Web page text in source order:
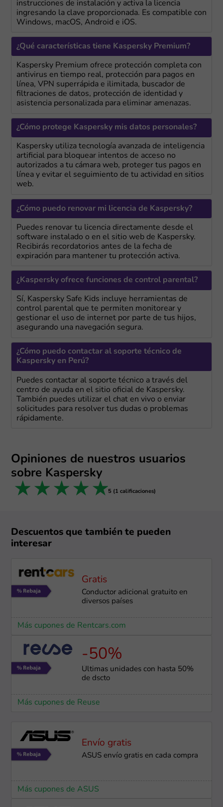
instrucciones de instalación y activa la licencia
ingresando la clave proporcionada. Es compatible con
Windows, macOS, Android e iOS.
¿Qué características tiene Kaspersky Premium?
Kaspersky Premium ofrece protección completa con
antivirus en tiempo real, protección para pagos en
línea, VPN superrápida e ilimitada, buscador de
filtraciones de datos, protección de identidad y
asistencia personalizada para eliminar amenazas.
¿Cómo protege Kaspersky mis datos personales?
Kaspersky utiliza tecnología avanzada de inteligencia
artificial para bloquear intentos de acceso no
autorizados a tu cámara web, proteger tus pagos en
línea y evitar el seguimiento de tu actividad en sitios
web.
¿Cómo puedo renovar mi licencia de Kaspersky?
Puedes renovar tu licencia directamente desde el
software instalado o en el sitio web de Kaspersky.
Recibirás recordatorios antes de la fecha de
expiración para mantener tu protección activa.
¿Kaspersky ofrece funciones de control parental?
Sí, Kaspersky Safe Kids incluye herramientas de
control parental que te permiten monitorear y
gestionar el uso de internet por parte de tus hijos,
asegurando una navegación segura.
¿Cómo puedo contactar al soporte técnico de
Kaspersky en Perú?
Puedes contactar al soporte técnico a través del
centro de ayuda en el sitio oficial de Kaspersky.
También puedes utilizar el chat en vivo o enviar
solicitudes para resolver tus dudas o problemas
rápidamente.
Opiniones de nuestros usuarios
sobre Kaspersky
5 stars
4 stars
3 stars
2 stars
1 star 5 (1 calificaciones)
Descuentos que también te pueden
interesar
Gratis
Conductor adicional gratuito en
diversos países
Más cupones de Rentcars.com
-50%
Últimas unidades con hasta 50%
de dscto
Más cupones de Reuse
Envío gratis
ASUS envío gratis en cada compra
Más cupones de ASUS